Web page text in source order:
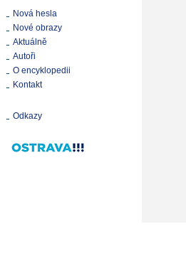
Nová hesla
Nové obrazy
Aktuálně
Autoři
O encyklopedii
Kontakt
Odkazy